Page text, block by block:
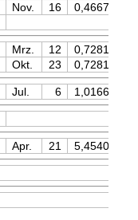
Nov. 16 0,46671
Mrz. 12 0,72819
Okt. 23 0,72819
Jul. 6 1,01665
Apr. 21 5,45407